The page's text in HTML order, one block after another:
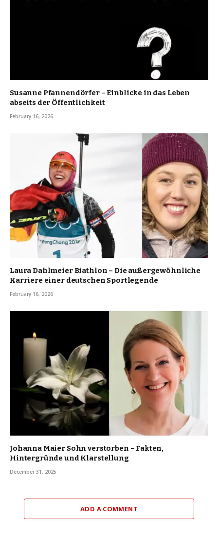
Susanne Pfannendörfer – Einblicke in das Leben
abseits der Öffentlichkeit
February 16, 2026
Laura Dahlmeier Biathlon – Die außergewöhnliche
Karriere einer deutschen Sportlegende
February 16, 2026
Johanna Maier Sohn verstorben – Fakten,
Hintergründe und Klarstellung
December 31, 2025
ADD A COMMENT